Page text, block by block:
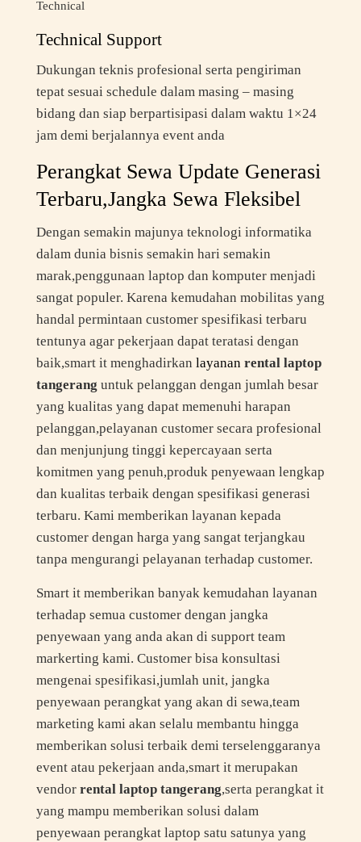
Technical
Technical Support
Dukungan teknis profesional serta pengiriman
tepat sesuai schedule dalam masing – masing
bidang dan siap berpartisipasi dalam waktu 1×24
jam demi berjalannya event anda
Perangkat Sewa Update Generasi
Terbaru,Jangka Sewa Fleksibel
Dengan semakin majunya teknologi informatika
dalam dunia bisnis semakin hari semakin
marak,penggunaan laptop dan komputer menjadi
sangat populer. Karena kemudahan mobilitas yang
handal permintaan customer spesifikasi terbaru
tentunya agar pekerjaan dapat teratasi dengan
baik,smart it menghadirkan layanan rental laptop
tangerang untuk pelanggan dengan jumlah besar
yang kualitas yang dapat memenuhi harapan
pelanggan,pelayanan customer secara profesional
dan menjunjung tinggi kepercayaan serta
komitmen yang penuh,produk penyewaan lengkap
dan kualitas terbaik dengan spesifikasi generasi
terbaru. Kami memberikan layanan kepada
customer dengan harga yang sangat terjangkau
tanpa mengurangi pelayanan terhadap customer.
Smart it memberikan banyak kemudahan layanan
terhadap semua customer dengan jangka
penyewaan yang anda akan di support team
markerting kami. Customer bisa konsultasi
mengenai spesifikasi,jumlah unit, jangka
penyewaan perangkat yang akan di sewa,team
marketing kami akan selalu membantu hingga
memberikan solusi terbaik demi terselenggaranya
event atau pekerjaan anda,smart it merupakan
vendor rental laptop tangerang,serta perangkat it
yang mampu memberikan solusi dalam
penyewaan perangkat laptop satu satunya yang